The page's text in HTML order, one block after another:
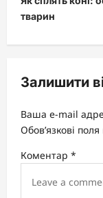
n
a
v
g
a
t
i
тварин
Залишити
Ваша e-mail
Обов’язкові
Коментар *